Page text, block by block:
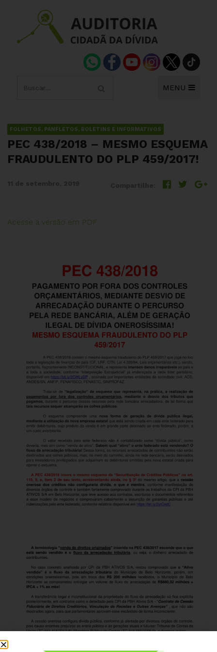
MENU
FOLHETOS, PANFLETOS, BOLETINS E INFORMATIVOS
PEC 438/2018 – MESMO ESQUEMA
FRAUDULENTO DO PLP 459/2017!
Acesse a versão em PDF